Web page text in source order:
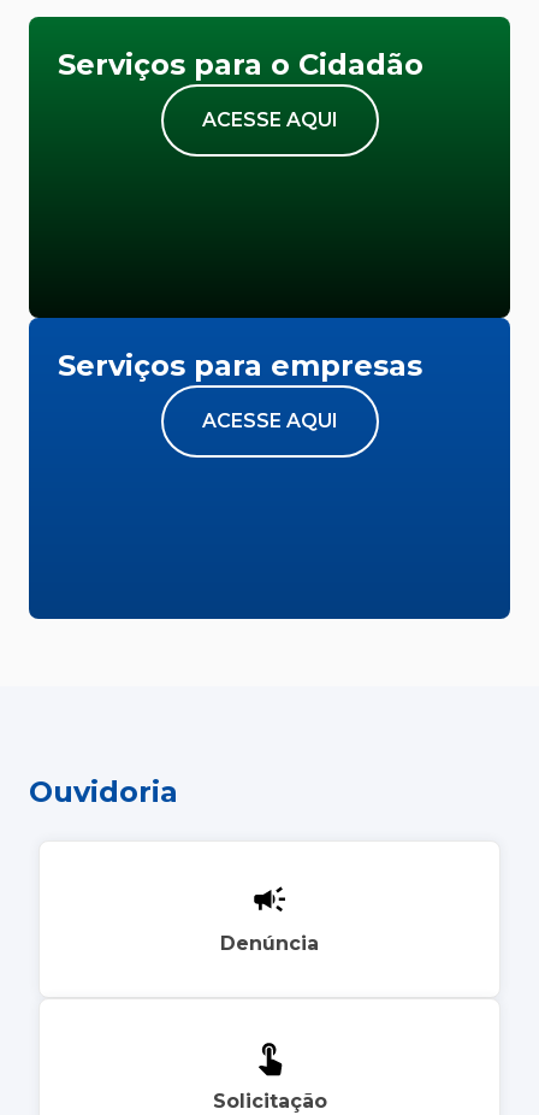
Serviços para o Cidadão
ACESSE AQUI
Serviços para empresas
ACESSE AQUI
Ouvidoria
Denúncia
Solicitação